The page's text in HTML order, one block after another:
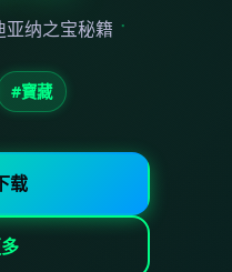
纳之宝秘籍
#寶藏
载